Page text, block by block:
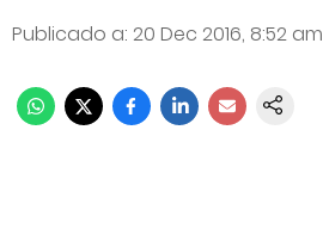
Publicado a: 20 Dec 2016, 8:52 am